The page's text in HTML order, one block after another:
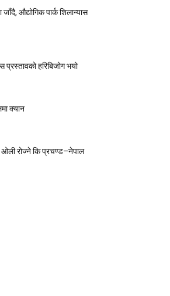
औद्योगिक पार्क शिलान्यास
प्रस्तावको हरिबिजोग भयो
क्यान
रोज्ने कि प्रचण्ड–नेपाल